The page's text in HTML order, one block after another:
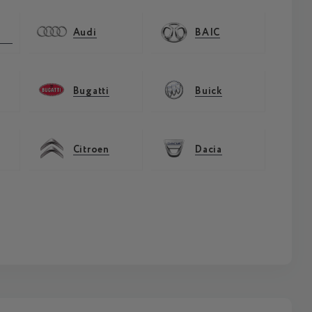
Audi BAIC
Bugatti Buick
Citroen Dacia